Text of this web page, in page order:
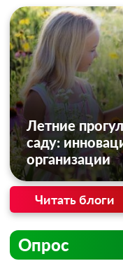
Летние
саду:
организации
Читать блоги
Опрос